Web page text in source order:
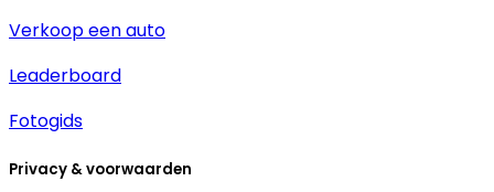
Verkoop een auto
Leaderboard
Fotogids
Privacy & voorwaarden